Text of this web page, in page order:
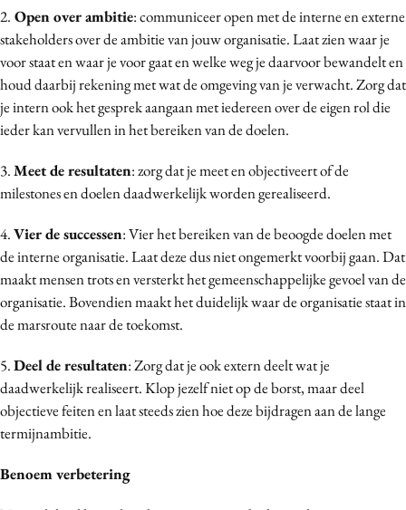
2. Open over ambitie: communiceer open met de interne en externe
stakeholders over de ambitie van jouw organisatie. Laat zien waar je
voor staat en waar je voor gaat en welke weg je daarvoor bewandelt en
houd daarbij rekening met wat de omgeving van je verwacht. Zorg dat
je intern ook het gesprek aangaan met iedereen over de eigen rol die
ieder kan vervullen in het bereiken van de doelen.
3.Meet de resultaten: zorg dat je meet en objectiveert of de
milestones en doelen daadwerkelijk worden gerealiseerd.
4.Vier de successen: Vier het bereiken van de beoogde doelen met
de interne organisatie. Laat deze dus niet ongemerkt voorbij gaan. Dat
maakt mensen trots en versterkt het gemeenschappelijke gevoel van de
organisatie. Bovendien maakt het duidelijk waar de organisatie staat in
de marsroute naar de toekomst.
5.Deel de resultaten: Zorg dat je ook extern deelt wat je
daadwerkelijk realiseert. Klop jezelf niet op de borst, maar deel
objectieve feiten en laat steeds zien hoe deze bijdragen aan de lange
termijnambitie.
Benoem verbetering